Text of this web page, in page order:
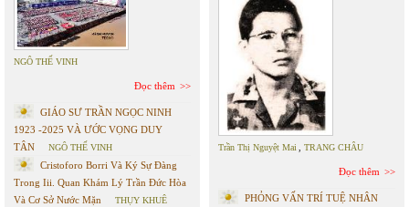
NGÔ THẾ VINH
Đọc thêm
GIÁO SƯ TRẦN NGỌC NINH
1923 -2025 VÀ ƯỚC VỌNG DUY
TÂN
NGÔ THẾ VINH
Cristoforo Borri Và Ký Sự Đàng
Trong Iii. Quan Khám Lý Trần Đức Hòa
Và Cơ Sở Nước Mặn
THỤY KHUÊ
Trần Thị Nguyệt Mai TRANG CHÂU
Đọc thêm
PHỎNG VẤN TRÍ TUỆ NHÂN